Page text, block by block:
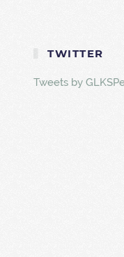
TWITTER
Tweets by